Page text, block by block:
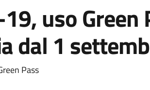
uso Green
dal 1
della notizia
Pass